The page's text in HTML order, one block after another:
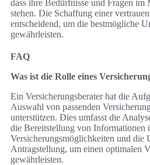
dass ihre Bedürfnisse und Fragen
stehen. Die Schaffung einer
entscheidend, um die bestmögliche
gewährleisten.
FAQ
Was ist die Rolle eines
Ein Versicherungsberater hat die
Auswahl von passenden
unterstützen. Dies umfasst die
die Bereitstellung von Informationen
Versicherungsmöglichkeiten und die
Antragstellung, um einen optimalen
gewährleisten.